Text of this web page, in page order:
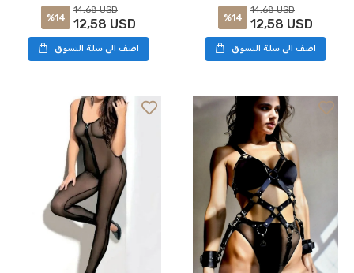
%14
14,68 USD
12,58 USD
اضف الى سلة التسوق
%14
14,68 USD
12,58 USD
اضف الى سلة التسوق